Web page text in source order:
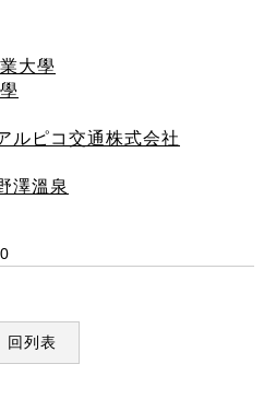
大學
ルピコ交通株式会社
澤溫泉
回列表